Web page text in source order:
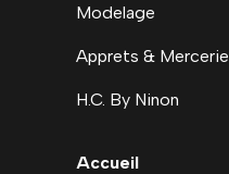
Modelage
Apprets & Mercerie
H.C. By Ninon
Accueil